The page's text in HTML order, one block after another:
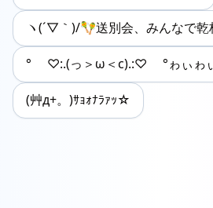
ヽ(´▽｀)/🪇送別会、みんなで乾
° ♡:.(っ＞ω＜c).:♡ °ゎぃゎ
(艸д+。)ｻｮｫﾅﾗｧｯ☆